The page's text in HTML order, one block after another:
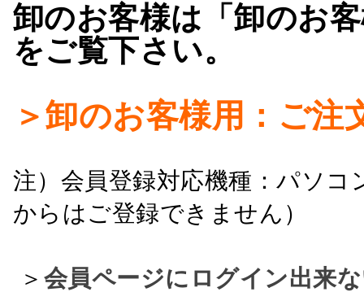
卸のお客様は「卸のお
をご覧下さい。
＞卸のお客様用：ご注
注）会員登録対応機種：パソ
からはご登録できません）
＞ 会員ページにログイン出来